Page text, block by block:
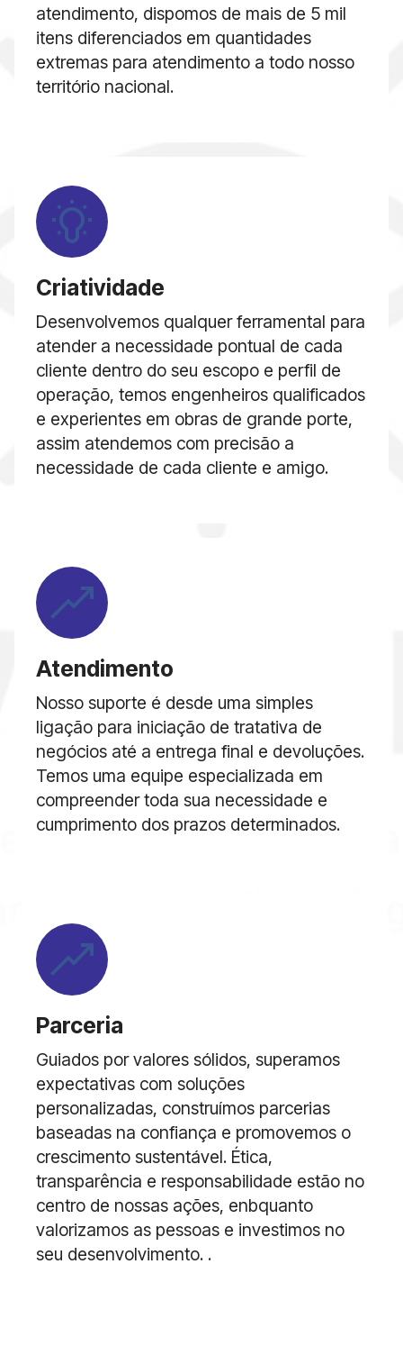
atendimento, dispomos de mais de 5 mil
itens diferenciados em quantidades
extremas para atendimento a todo nosso
território nacional.
Criatividade
Desenvolvemos qualquer ferramental para
atender a necessidade pontual de cada
cliente dentro do seu escopo e perfil de
operação, temos engenheiros qualificados
e experientes em obras de grande porte,
assim atendemos com precisão a
necessidade de cada cliente e amigo.
Atendimento
Nosso suporte é desde uma simples
ligação para iniciação de tratativa de
negócios até a entrega final e devoluções.
Temos uma equipe especializada em
compreender toda sua necessidade e
cumprimento dos prazos determinados.
Parceria
Guiados por valores sólidos, superamos
expectativas com soluções
personalizadas, construímos parcerias
baseadas na confiança e promovemos o
crescimento sustentável. Ética,
transparência e responsabilidade estão no
centro de nossas ações, enbquanto
valorizamos as pessoas e investimos no
seu desenvolvimento. .